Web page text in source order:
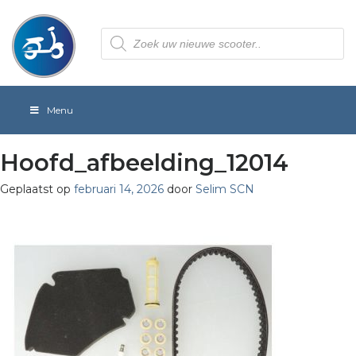
Producten
zoeken
Menu
Hoofd_afbeelding_12014
Geplaatst op februari 14, 2026 door Selim SCN